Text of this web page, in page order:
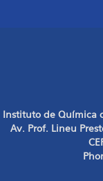
Instituto de Química
Av. Prof. Lineu